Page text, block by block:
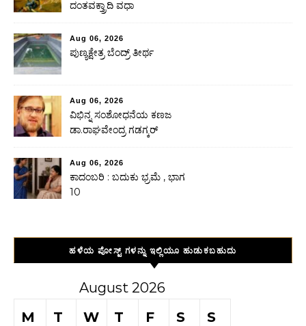
ದಂತವಕ್ತ್ರಾದಿ ವಧಾ
Aug 06, 2026
ಪುಣ್ಯಕ್ಷೇತ್ರ ಬೆಂದ್ರ್ ತೀರ್ಥ
Aug 06, 2026
ವಿಭಿನ್ನ ಸಂಶೋಧನೆಯ ಕಣಜ
ಡಾ.ರಾಘವೇಂದ್ರ ಗಡಗ್ಕರ್
Aug 06, 2026
ಕಾದಂಬರಿ : ಬದುಕು ಭ್ರಮೆ , ಭಾಗ
10
ಹಳೆಯ ಪೋಸ್ಟ್ ಗಳನ್ನು ಇಲ್ಲಿಯೂ ಹುಡುಕಬಹುದು
August 2026
M
T W T F S S